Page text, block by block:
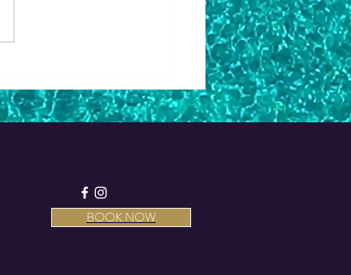
BOOK NOW